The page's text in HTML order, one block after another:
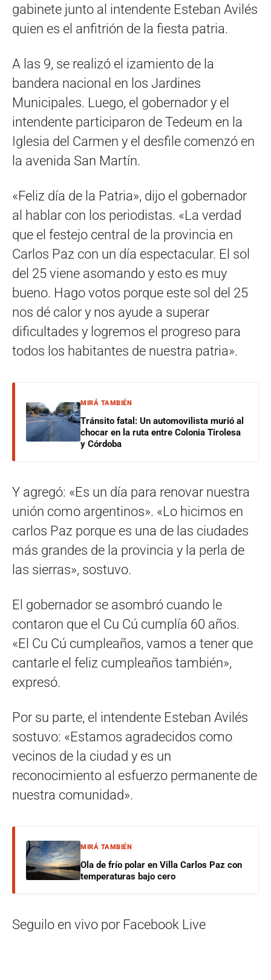
gabinete junto al intendente Esteban Avilés
quien es el anfitrión de la fiesta patria.
A las 9, se realizó el izamiento de la
bandera nacional en los Jardines
Municipales. Luego, el gobernador y el
intendente participaron de Tedeum en la
Iglesia del Carmen y el desfile comenzó en
la avenida San Martín.
«Feliz día de la Patria», dijo el gobernador
al hablar con los periodistas. «La verdad
que el festejo central de la provincia en
Carlos Paz con un día espectacular. El sol
del 25 viene asomando y esto es muy
bueno. Hago votos porque este sol del 25
nos dé calor y nos ayude a superar
dificultades y logremos el progreso para
todos los habitantes de nuestra patria».
MIRÁ TAMBIÉN
Tránsito fatal: Un automovilista murió al
chocar en la ruta entre Colonia Tirolesa
y Córdoba
Y agregó: «Es un día para renovar nuestra
unión como argentinos». «Lo hicimos en
carlos Paz porque es una de las ciudades
más grandes de la provincia y la perla de
las sierras», sostuvo.
El gobernador se asombró cuando le
contaron que el Cu Cú cumplía 60 años.
«El Cu Cú cumpleaños, vamos a tener que
cantarle el feliz cumpleaños también»,
expresó.
Por su parte, el intendente Esteban Avilés
sostuvo: «Estamos agradecidos como
vecinos de la ciudad y es un
reconocimiento al esfuerzo permanente de
nuestra comunidad».
MIRÁ TAMBIÉN
Ola de frío polar en Villa Carlos Paz con
temperaturas bajo cero
Seguilo en vivo por Facebook Live